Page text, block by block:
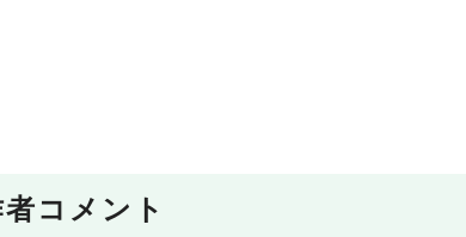
コメント